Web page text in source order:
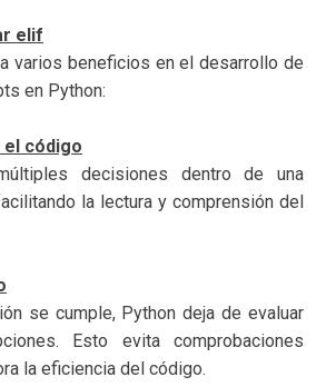
elif
varios beneficios en el desarrollo de
en Python:
el código
decisiones dentro de una
la lectura y comprensión del
se cumple, Python deja de evaluar
Esto evita comprobaciones
la eficiencia del código.